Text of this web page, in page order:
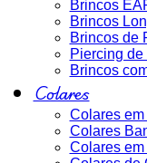
Brincos
Brincos
Brincos de
Piercing
Brincos
Colares
Colares
Colares
Colares